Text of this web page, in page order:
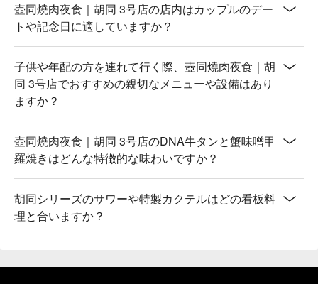
壺同燒肉夜食｜胡同 3号店の店内はカップルのデー
トや記念日に適していますか？
子供や年配の方を連れて行く際、壺同燒肉夜食｜胡
同 3号店でおすすめの親切なメニューや設備はあり
ますか？
壺同燒肉夜食｜胡同 3号店のDNA牛タンと蟹味噌甲
羅焼きはどんな特徴的な味わいですか？
胡同シリーズのサワーや特製カクテルはどの看板料
理と合いますか？